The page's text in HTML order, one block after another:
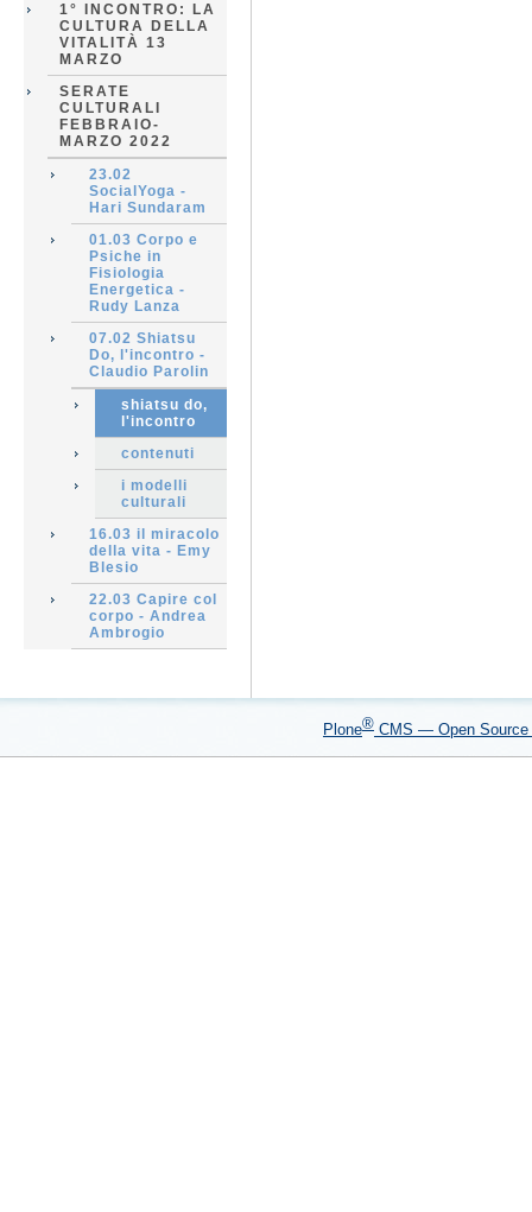
1° INCONTRO: LA
CULTURA DELLA
VITALITÀ 13
MARZO
SERATE
CULTURALI
FEBBRAIO-
MARZO 2022
23.02
SocialYoga -
Hari Sundaram
01.03 Corpo e
Psiche in
Fisiologia
Energetica -
Rudy Lanza
07.02 Shiatsu
Do, l'incontro -
Claudio Parolin
shiatsu do,
l'incontro
contenuti
i modelli
culturali
16.03 il miracolo
della vita - Emy
Blesio
22.03 Capire col
corpo - Andrea
Ambrogio
Plone® CMS — Open Source